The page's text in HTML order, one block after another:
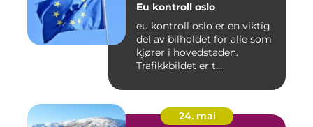
Eu kontroll oslo
eu kontroll oslo er en viktig
del av bilholdet for alle som
kjører i hovedstaden.
Trafikkbildet er t...
24. mai